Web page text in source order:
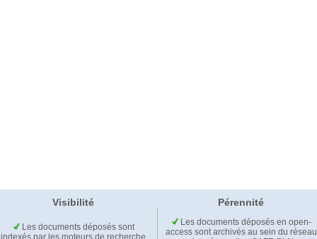
Visibilité Pérennité
Les documents déposés sont
Les documents déposés en open-
access sont archivés au sein du réseau